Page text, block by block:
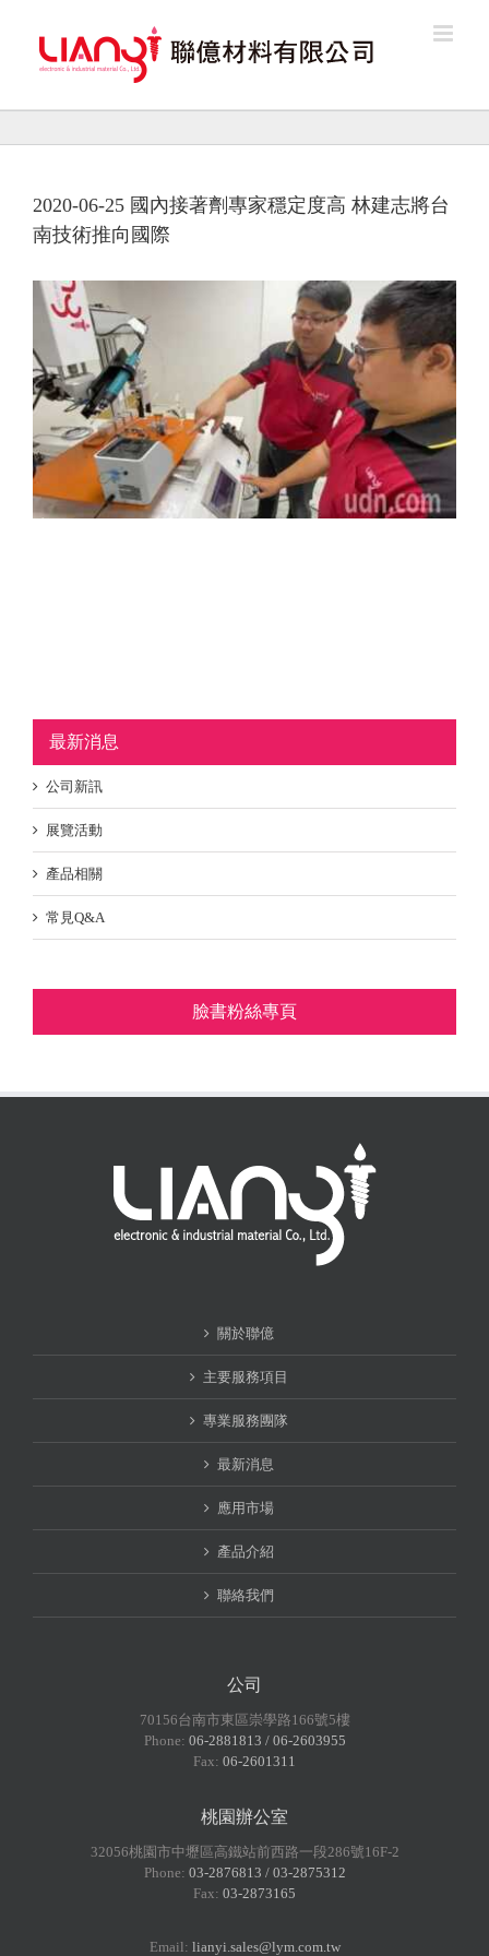
content
2020-06-25 國內接著劑專家穩定度高 林建志將台
南技術推向國際
最新消息
公司新訊
展覽活動
產品相關
常見Q&A
臉書粉絲專頁
關於聯億
主要服務項目
專業服務團隊
最新消息
應用市場
產品介紹
聯絡我們
公司
70156台南市東區崇學路166號5樓
Phone: 06-2881813 / 06-2603955
Fax: 06-2601311
桃園辦公室
32056桃園市中壢區高鐵站前西路一段286號16F-2
Phone: 03-2876813 / 03-2875312
Fax: 03-2873165
Email: lianyi.sales@lym.com.tw